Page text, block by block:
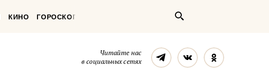
КИНО ГОРОСКОП
Читайте нас
в социальных сетях
ТелеграмВконтакте